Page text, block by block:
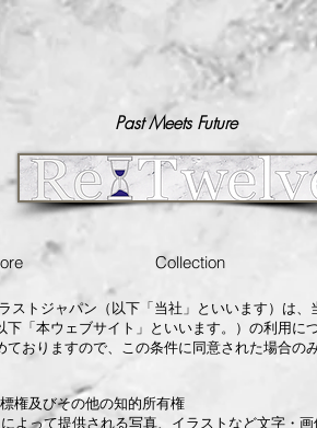
Past Meets Future
Collection
ストジャパン（以下「当社」といいます）は、
下「本ウェブサイト」といいます。）の利用に
ておりますので、この条件に同意された場合の
権及びその他の知的所有権
よって提供される写真、イラストなど文字・